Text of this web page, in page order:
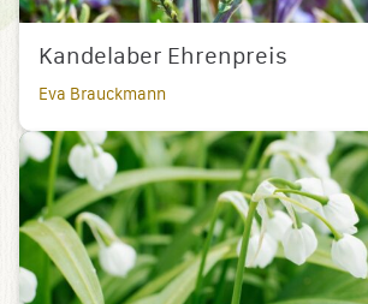
Kandelaber Ehrenpreis
Eva Brauckmann